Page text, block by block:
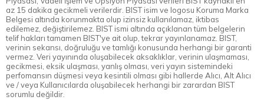
az 15 dakika gecikmeli verilerdir. BIST isim ve logosu Koruma Marka
Belgesi altında korunmakta olup izinsiz kullanılamaz, iktibas
edilemez, değiştirilemez. BIST ismi altında açıklanan tüm belgelerin
telif hakları tamamen BIST'ye ait olup, tekrar yayınlanamaz. BIST,
verinin sekansı, doğruluğu ve tamlığı konusunda herhangi bir garanti
vermez. Veri yayınında oluşabilecek aksaklıklar, verinin ulaşmaması,
gecikmesi, eksik ulaşması, yanlış olması, veri yayın sistemindeki
perfomansın düşmesi veya kesintili olması gibi hallerde Alıcı, Alt Alıcı
ve / veya Kullanıcılarda oluşabilecek herhangi bir zarardan BIST
sorumlu değildir.